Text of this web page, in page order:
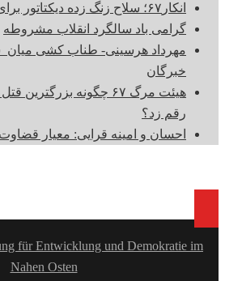
انکار۶۷؛ سلاح زنگ زده دیکتاتور برای فرار از عدالت!
گرامی باد سالگرد انقلاب مشروطه
مهرداد هرسینی- طناب کشی
خبرگان
هیئت‌ مرگ ۶۷ چگونه
رقم زد؟
احسان و امینه قرایی: معیار قضاوت
für Entwicklung und Demokratie im
Nahen Osten